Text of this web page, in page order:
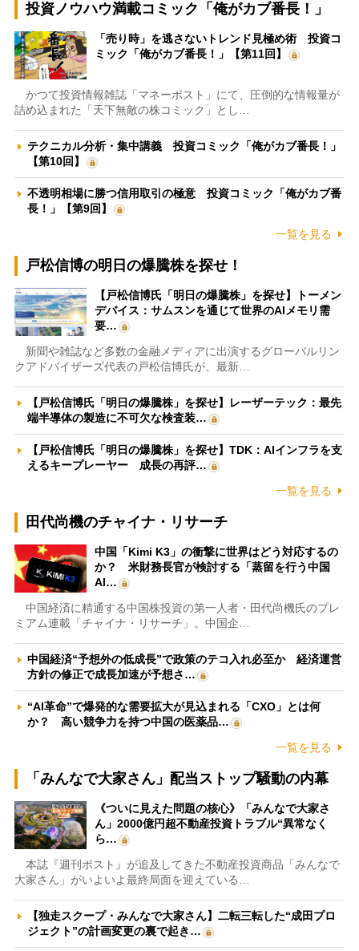
投資ノウハウ満載コミック「俺がカブ番長！」
「売り時」を逃さないトレンド見極め術 投資コ
ミック「俺がカブ番長！」【第11回】
かつて投資情報雑誌「マネーポスト」にて、圧倒的な情報量が
詰め込まれた「天下無敵の株コミック」とし…
テクニカル分析・集中講義 投資コミック「俺がカブ番長！」
【第10回】
不透明相場に勝つ信用取引の極意 投資コミック「俺がカブ番
長！」【第9回】
一覧を見る
戸松信博の明日の爆騰株を探せ！
【戸松信博氏「明日の爆騰株」を探せ】トーメン
デバイス：サムスンを通じて世界のAIメモリ需
要…
新聞や雑誌など多数の金融メディアに出演するグローバルリン
クアドバイザーズ代表の戸松信博氏が、最新…
【戸松信博氏「明日の爆騰株」を探せ】レーザーテック：最先
端半導体の製造に不可欠な検査装…
【戸松信博氏「明日の爆騰株」を探せ】TDK：AIインフラを支
えるキープレーヤー 成長の再評…
一覧を見る
田代尚機のチャイナ・リサーチ
中国「Kimi K3」の衝撃に世界はどう対応するの
か？ 米財務長官が検討する「蒸留を行う中国
AI…
中国経済に精通する中国株投資の第一人者・田代尚機氏のプレ
ミアム連載「チャイナ・リサーチ」。中国企…
中国経済“予想外の低成長”で政策のテコ入れ必至か 経済運営
方針の修正で成長加速が予想さ…
“AI革命”で爆発的な需要拡大が見込まれる「CXO」とは何
か？ 高い競争力を持つ中国の医薬品…
一覧を見る
「みんなで大家さん」配当ストップ騒動の内幕
《ついに見えた問題の核心》「みんなで大家さ
ん」2000億円超不動産投資トラブル“異常なく
ら…
本誌『週刊ポスト』が追及してきた不動産投資商品「みんなで
大家さん」がいよいよ最終局面を迎えている…
【独走スクープ・みんなで大家さん】二転三転した“成田プロ
ジェクト”の計画変更の裏で起き…